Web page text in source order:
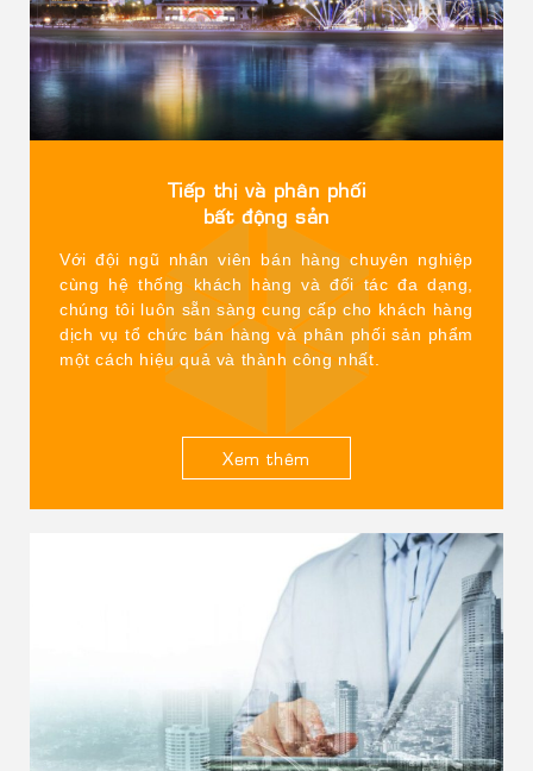
Tiếp thị và phân phối
bất động sản
Với đội ngũ nhân viên bán hàng chuyên nghiệp
cùng hệ thống khách hàng và đối tác đa dạng,
chúng tôi luôn sẵn sàng cung cấp cho khách hàng
dịch vụ tổ chức bán hàng và phân phối sản phẩm
một cách hiệu quả và thành công nhất.
Xem thêm